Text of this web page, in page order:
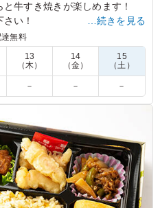
牛すき焼きが楽しめます！
い！
いて、良かったです！！中で
良かったですが、全体的に少
！又、揚げ物に関してです
に熱が入り過ぎていて、かた
た！！特に、ご飯の上にのせ
いてなかったのかと思う位、
た印象でした！！でも、品数
も良かったです！！後、想っ
スより醤油の方を付けてくれ
と感じました！！
…続きを見る
達無料
13
（木）
14
（金）
15
（土）
－ － －